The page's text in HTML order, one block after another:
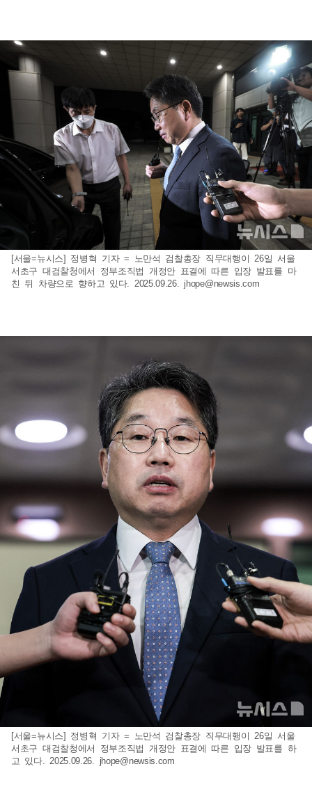
[서울=뉴시스] 정병혁 기자 = 노만석 검찰총장 직무대행이 26일 서울
서초구 대검찰청에서 정부조직법 개정안 표결에 따른 입장 발표를 마
친 뒤 차량으로 향하고 있다. 2025.09.26. jhope@newsis.com
[서울=뉴시스] 정병혁 기자 = 노만석 검찰총장 직무대행이 26일 서울
서초구 대검찰청에서 정부조직법 개정안 표결에 따른 입장 발표를 하
고 있다. 2025.09.26. jhope@newsis.com